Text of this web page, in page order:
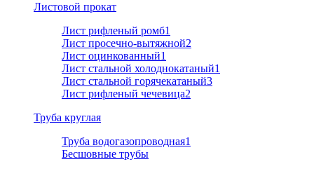
Листовой прокат
Лист рифленый ромб1
Лист просечно-вытяжной2
Лист оцинкованный1
Лист стальной холоднокатаный1
Лист стальной горячекатаный3
Лист рифленый чечевица2
Труба круглая
Труба водогазопроводная1
Бесшовные трубы